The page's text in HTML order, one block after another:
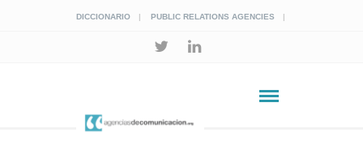
DICCIONARIO PUBLIC RELATIONS AGENCIES